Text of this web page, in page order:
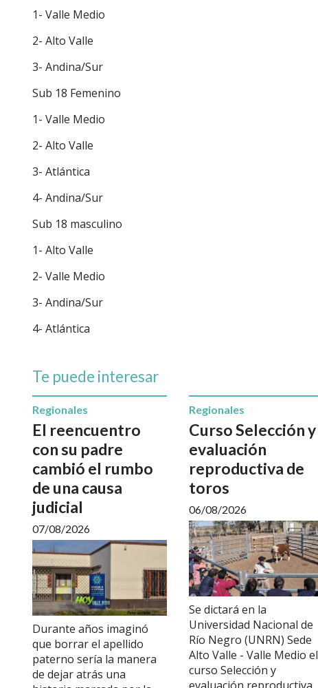
1- Valle Medio
2- Alto Valle
3- Andina/Sur
Sub 18 Femenino
1- Valle Medio
2- Alto Valle
3- Atlántica
4- Andina/Sur
Sub 18 masculino
1- Alto Valle
2- Valle Medio
3- Andina/Sur
4- Atlántica
Te puede interesar
El reencuentro
con su padre
cambió el rumbo
de una causa
judicial
Regionales
07/08/2026
Durante años imaginó
que borrar el apellido
paterno sería la manera
de dejar atrás una
Curso Selección y
evaluación
reproductiva de
toros
Regionales
06/08/2026
Se dictará en la
Universidad Nacional de
Río Negro (UNRN) Sede
Alto Valle - Valle Medio el
curso Selección y